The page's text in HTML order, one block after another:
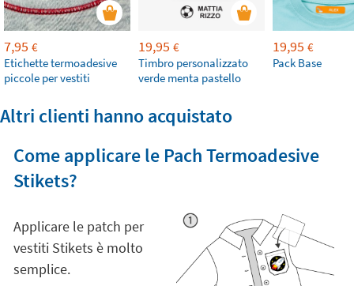
7,95 €
Etichette termoadesive
piccole per vestiti
19,95 €
Timbro personalizzato
verde menta pastello
19,95 €
Pack Base
Altri clienti hanno acquistato
Come applicare le Pach Termoadesive
Stikets?
Applicare le patch per
vestiti Stikets è molto
semplice.